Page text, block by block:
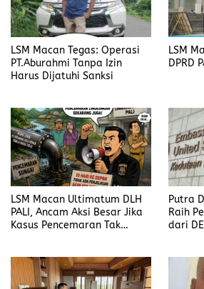
LSM Macan Tegas: Operasi
PT.Aburahmi Tanpa Izin
Harus Dijatuhi Sanksi
LSM
DPRD
LSM Macan Ultimatum DLH
PALI, Ancam Aksi Besar Jika
Kasus Pencemaran Tak
Putra
Raih
dari